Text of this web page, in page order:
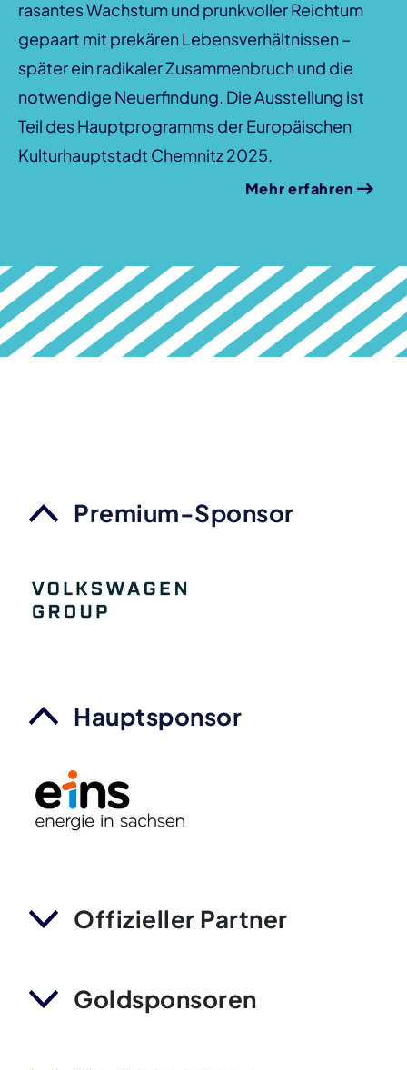
rasantes Wachstum und prunkvoller Reichtum
gepaart mit prekären Lebensverhältnissen –
später ein radikaler Zusammenbruch und die
notwendige Neuerfindung. Die Ausstellung ist
Teil des Hauptprogramms der Europäischen
Kulturhauptstadt Chemnitz 2025.
Mehr erfahren
Premium-Sponsor
Hauptsponsor
Offizieller Partner
Goldsponsoren